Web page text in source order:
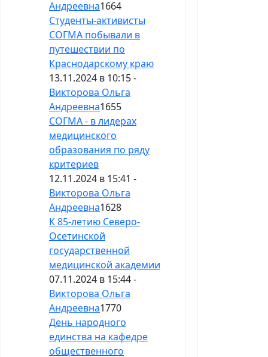
Андреевна1664
Студенты-активисты
СОГМА побывали в
путешествии по
Краснодарскому краю
13.11.2024 в 10:15 -
Викторова Ольга
Андреевна1655
СОГМА - в лидерах
медицинского
образования по ряду
критериев
12.11.2024 в 15:41 -
Викторова Ольга
Андреевна1628
К 85-летию Северо-
Осетинской
государственной
медицинской академии
07.11.2024 в 15:44 -
Викторова Ольга
Андреевна1770
День народного
единства на кафедре
общественного